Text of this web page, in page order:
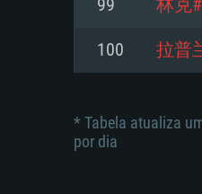
Disco: 21,5
Disco: 21,5
99 林克
100 拉普
* Tabela atualiza
por dia